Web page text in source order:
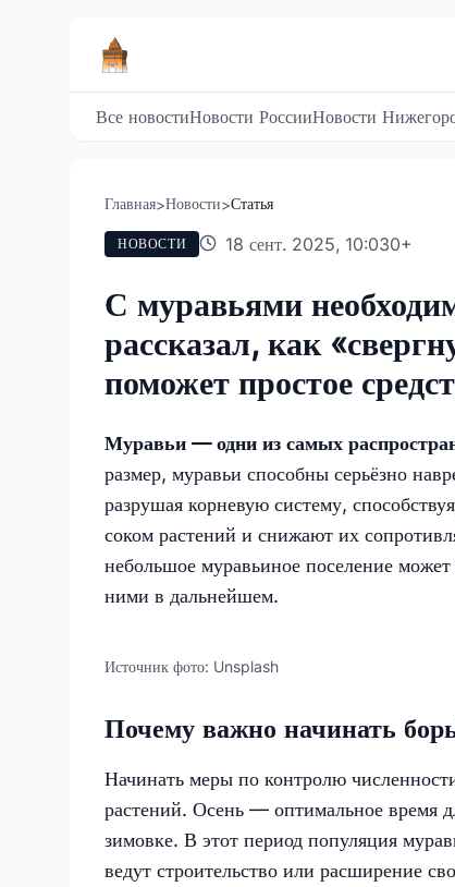
Все новостиНовости РоссииНовости
Главная>Новости>Статья
НОВОСТИ 18 сент. 2025, 10:030+
С муравьями
рассказал, как
поможет простое
Муравьи — одни из самых
размер, муравьи способны серьёзно
разрушая корневую систему,
соком растений и снижают их
небольшое муравьиное поселение может
ними в дальнейшем.
Источник фото: Unsplash
Почему важно начинать
Начинать меры по контролю
растений. Осень — оптимальное время
зимовке. В этот период популяция
ведут строительство или расширение